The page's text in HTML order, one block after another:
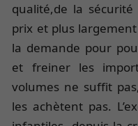
qualité,de la
prix et plus largement
la demande pour
et freiner les
volumes ne suffit
les achètent pas.